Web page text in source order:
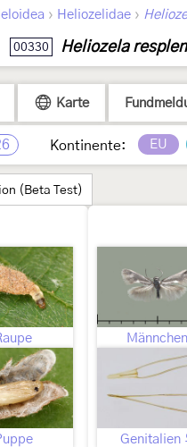
› Heliozelidae ›
00330 Heliozela
Karte
Kontinente: EU
(Beta Test)
Männchen
Genitalien